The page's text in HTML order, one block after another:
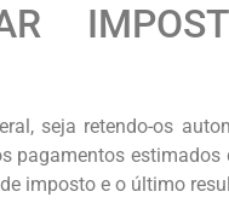
seja retendo-os
pagamentos
imposto e o último